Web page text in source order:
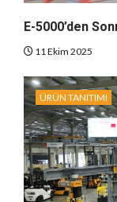
E-5000’den
11 Ekim 2025
ÜRÜN TANITIMI